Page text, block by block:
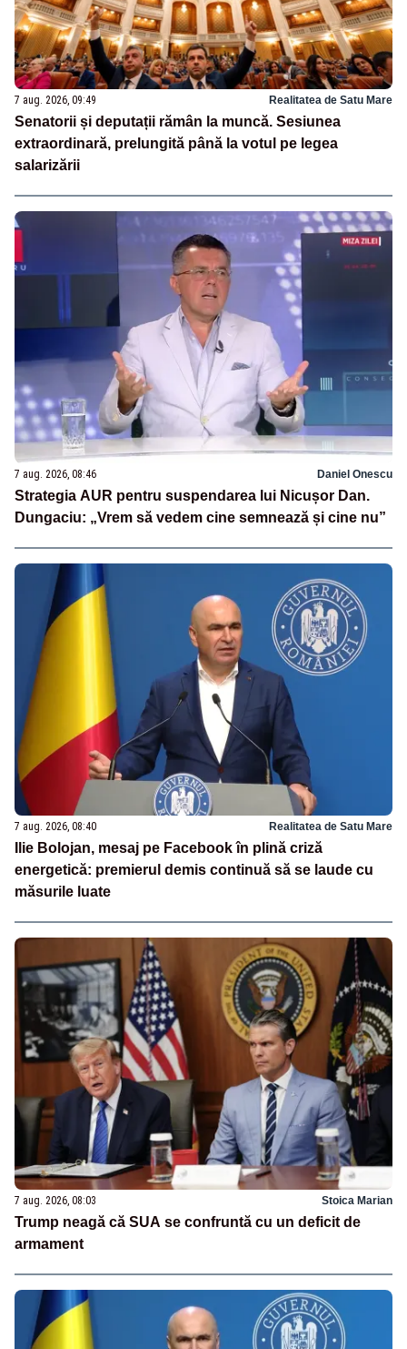
7 aug. 2026, 09:49 Realitatea de Satu Mare
Senatorii și deputații rămân la muncă. Sesiunea
extraordinară, prelungită până la votul pe legea
salarizării
7 aug. 2026, 08:46 Daniel Onescu
Strategia AUR pentru suspendarea lui Nicușor Dan.
Dungaciu: „Vrem să vedem cine semnează și cine nu”
7 aug. 2026, 08:40 Realitatea de Satu Mare
Ilie Bolojan, mesaj pe Facebook în plină criză
energetică: premierul demis continuă să se laude cu
măsurile luate
7 aug. 2026, 08:03 Stoica Marian
Trump neagă că SUA se confruntă cu un deficit de
armament